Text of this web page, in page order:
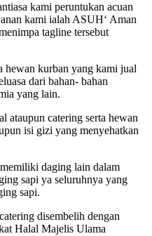
kami peruntukan acuan
kami ialah ASUH‘ Aman
tagline tersebut
hewan kurban yang kami jual
dari bahan- bahan
yang lain.
ataupun catering serta hewan
isi gizi yang menyehatkan
daging lain dalam
sapi ya seluruhnya yang
sapi.
disembelih dengan
Halal Majelis Ulama